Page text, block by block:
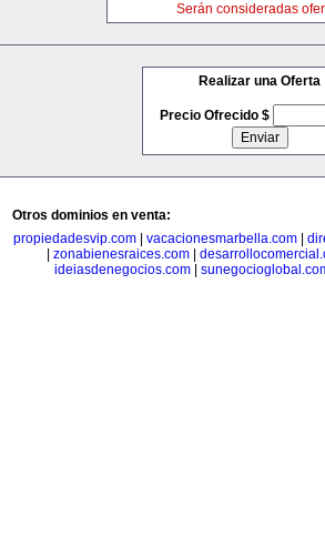
Serán consideradas
Realizar una Oferta
Precio Ofrecido $
Otros dominios en venta:
propiedadesvip.com
vacacionesmarbella.com
zonabienesraices.com
ideiasdenegocios.com|